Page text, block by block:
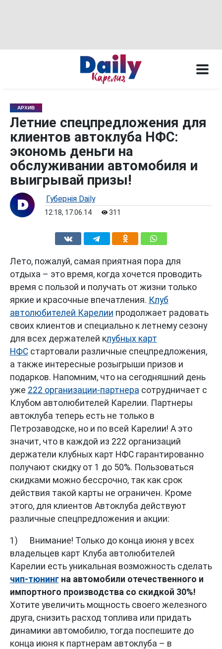
АРХИВ
Летние спецпредложения для
клиентов автоклуба НФС:
экономь деньги на
обслуживании автомобиля и
выигрывай призы!
Губернiя Daily
12:18, 17.06.14 311
Лето, пожалуй, самая приятная пора для
отдыха – это время, когда хочется проводить
время с пользой и получать от жизни только
яркие и красочные впечатления. Клуб
автолюбителей Карелии продолжает радовать
своих клиентов и специально к летнему сезону
для всех держателей клубных карт
НФСстартовали различные спецпредложения,
а также интересные розыгрыши призов и
подарков. Напомним, что на сегодняшний день
уже 222 организации-партнера сотрудничает с
Клубом автолюбителей Карелии. Партнеры
автоклуба теперь есть не только в
Петрозаводске, но и по всей Карелии! А это
значит, что в каждой из 222 организаций
держатели клубных карт НФС гарантированно
получают скидку от 1 до 50%. Пользоваться
скидками можно бессрочно, так как срок
действия такой карты не ограничен. Кроме
этого, для клиентов Автоклуба действуют
различные спецпредложения и акции:
1) Внимание! Только до конца июня у всех
владельцев карт Клуба автолюбителей
Карелии есть уникальная возможность сделать
чип-тюнинг на автомобили отечественного и
импортного производства со скидкой 30%!
Хотите увеличить мощность своего железного
друга, снизить расход топлива или придать
динамики автомобилю, тогда поспешите до
конца июня к партнерам автоклуба – в